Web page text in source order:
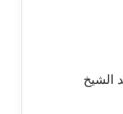
ولد الشيخ